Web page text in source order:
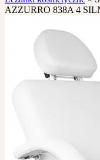
AZZURRO 838A 4